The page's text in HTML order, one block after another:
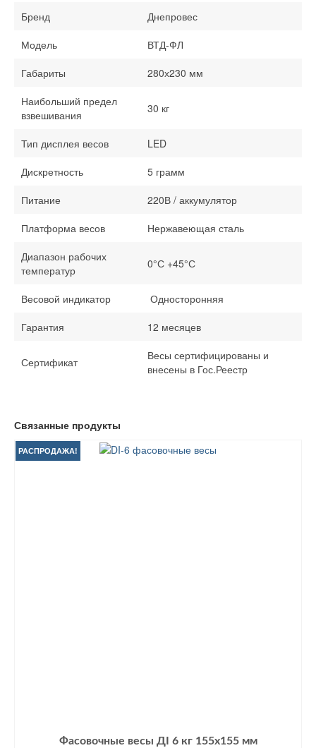
Бренд
Днепровес
Модель
ВТД-ФЛ
Габариты
280х230 мм
Наибольший предел
взвешивания
30 кг
Тип дисплея весов
LED
Дискретность
5 грамм
Питание
220В / аккумулятор
Платформа весов
Нержавеющая сталь
Диапазон рабочих
температур
0°С +45°С
Весовой индикатор
Односторонняя
Гарантия
12 месяцев
Сертификат
Весы сертифицированы и
внесены в Гос.Реестр
Связанные продукты
РАСПРОДАЖА!
Фасовочные весы ДІ 6 кг 155х155 мм